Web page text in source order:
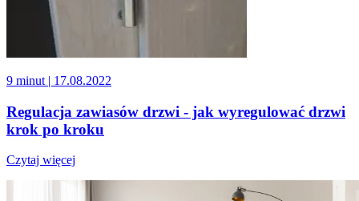
9 minut | 17.08.2022
Regulacja zawiasów drzwi - jak wyregulować drzwi
krok po kroku
Czytaj więcej